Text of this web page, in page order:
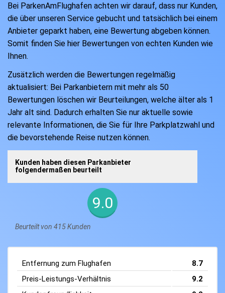
Bei ParkenAmFlughafen achten wir darauf, dass nur Kunden,
die über unseren Service gebucht und tatsächlich bei einem
Anbieter geparkt haben, eine Bewertung abgeben können.
Somit finden Sie hier Bewertungen von echten Kunden wie
Ihnen.
Zusätzlich werden die Bewertungen regelmäßig
aktualisiert: Bei Parkanbietern mit mehr als 50
Bewertungen löschen wir Beurteilungen, welche älter als 1
Jahr alt sind. Dadurch erhalten Sie nur aktuelle sowie
relevante Informationen, die Sie für Ihre Parkplatzwahl und
die bevorstehende Reise nutzen können.
Kunden haben diesen Parkanbieter
folgendermaßen beurteilt
9.0
Beurteilt von 415 Kunden
Entfernung zum Flughafen
8.7
Preis-Leistungs-Verhältnis
9.2